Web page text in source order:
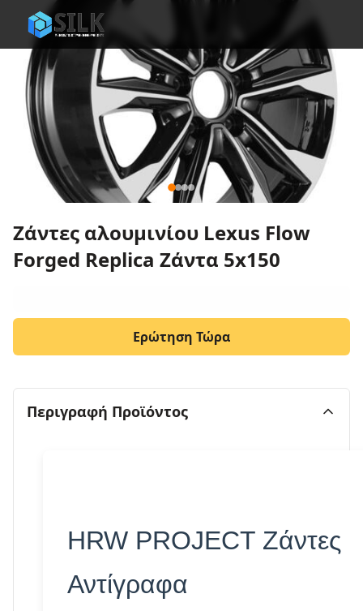
Ζάντες αλουμινίου Lexus Flow
Forged Replica Ζάντα 5x150
Ερώτηση Τώρα
Περιγραφή Προϊόντος
HRW PROJECT Ζάντες
Αντίγραφα